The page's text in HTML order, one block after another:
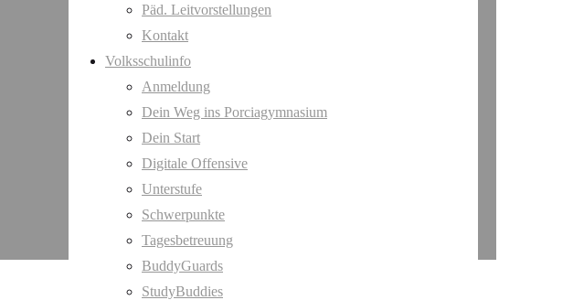
Päd. Leitvorstellungen
Kontakt
Volksschulinfo
Anmeldung
Dein Weg ins Porciagymnasium
Dein Start
Digitale Offensive
Unterstufe
Schwerpunkte
Tagesbetreuung
BuddyGuards
StudyBuddies